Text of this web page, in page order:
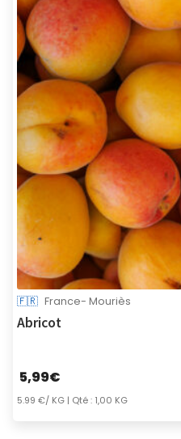
🇫🇷 France- Mouriès
Abricot
5,99€
5.99 €/ KG| Qté : 1,00 KG